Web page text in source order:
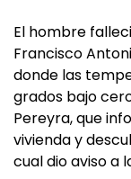
El hombre
Francisco
donde las
grados bajo
Pereyra, que
vivienda y
cual dio aviso a